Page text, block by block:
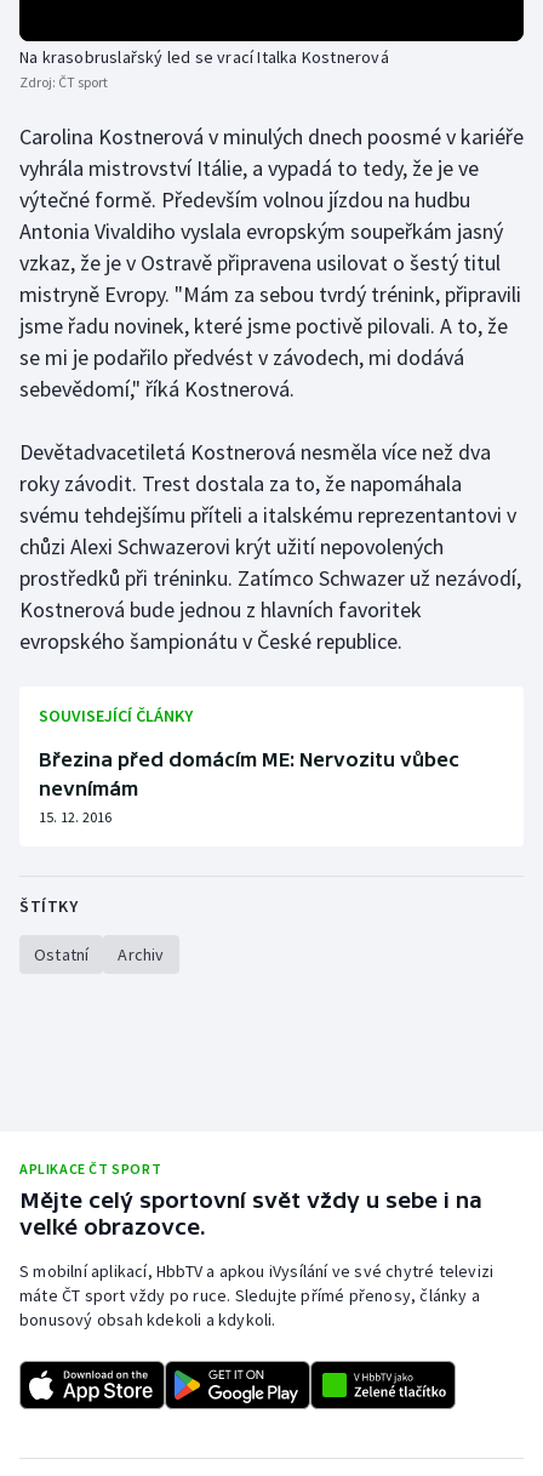
Jezdectví
Krasobruslení
Lezení
Lyže a snowboard
Moderní pětiboj
Motorsport
Olympijské hry
Parasport
Plavání
Plážový volejbal
Rychlobruslení
Rychlostní kanoistika
Vodní slalom
Volejbal
Ostatní
Na krasobruslařský led se vrací Italka Kostnerová
Zdroj: ČT sport
Carolina Kostnerová v minulých dnech poosmé v kariéře
vyhrála mistrovství Itálie, a vypadá to tedy, že je ve
výtečné formě. Především volnou jízdou na hudbu
Antonia Vivaldiho vyslala evropským soupeřkám jasný
vzkaz, že je v Ostravě připravena usilovat o šestý titul
mistryně Evropy. "Mám za sebou tvrdý trénink, připravili
jsme řadu novinek, které jsme poctivě pilovali. A to, že
se mi je podařilo předvést v závodech, mi dodává
sebevědomí," říká Kostnerová.
Devětadvacetiletá Kostnerová nesměla více než dva
roky závodit. Trest dostala za to, že napomáhala
svému tehdejšímu příteli a italskému reprezentantovi v
chůzi Alexi Schwazerovi krýt užití nepovolených
prostředků při tréninku. Zatímco Schwazer už nezávodí,
Kostnerová bude jednou z hlavních favoritek
evropského šampionátu v České republice.
SOUVISEJÍCÍ ČLÁNKY
Březina před domácím ME: Nervozitu vůbec
nevnímám
15. 12. 2016
ŠTÍTKY
Ostatní Archiv
APLIKACE ČT SPORT
Mějte celý sportovní svět vždy u sebe i na
velké obrazovce.
S mobilní aplikací, HbbTV a apkou iVysílání ve své chytré televizi
máte ČT sport vždy po ruce. Sledujte přímé přenosy, články a
bonusový obsah kdekoli a kdykoli.